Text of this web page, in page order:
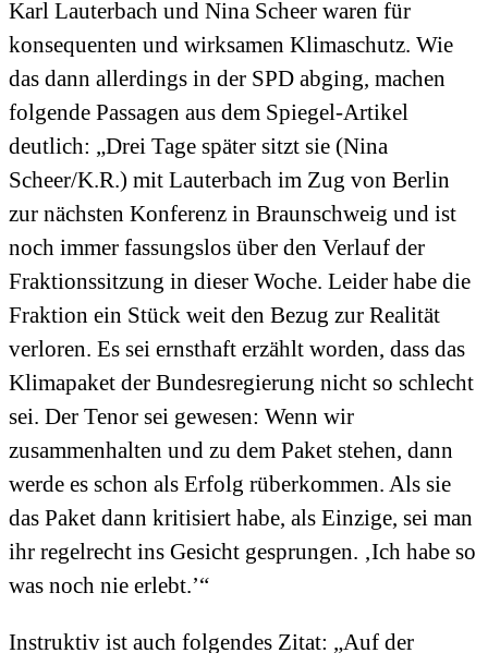
Karl Lauterbach und Nina Scheer waren für
konsequenten und wirksamen Klimaschutz. Wie
das dann allerdings in der SPD abging, machen
folgende Passagen aus dem Spiegel-Artikel
deutlich: „Drei Tage später sitzt sie (Nina
Scheer/K.R.) mit Lauterbach im Zug von Berlin
zur nächsten Konferenz in Braunschweig und ist
noch immer fassungslos über den Verlauf der
Fraktionssitzung in dieser Woche. Leider habe die
Fraktion ein Stück weit den Bezug zur Realität
verloren. Es sei ernsthaft erzählt worden, dass das
Klimapaket der Bundesregierung nicht so schlecht
sei. Der Tenor sei gewesen: Wenn wir
zusammenhalten und zu dem Paket stehen, dann
werde es schon als Erfolg rüberkommen. Als sie
das Paket dann kritisiert habe, als Einzige, sei man
ihr regelrecht ins Gesicht gesprungen. ‚Ich habe so
was noch nie erlebt.’“
Instruktiv ist auch folgendes Zitat: „Auf der